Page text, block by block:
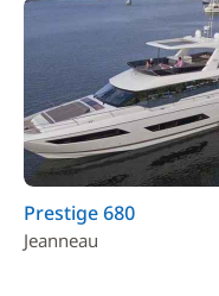
Prestige 680
Jeanneau